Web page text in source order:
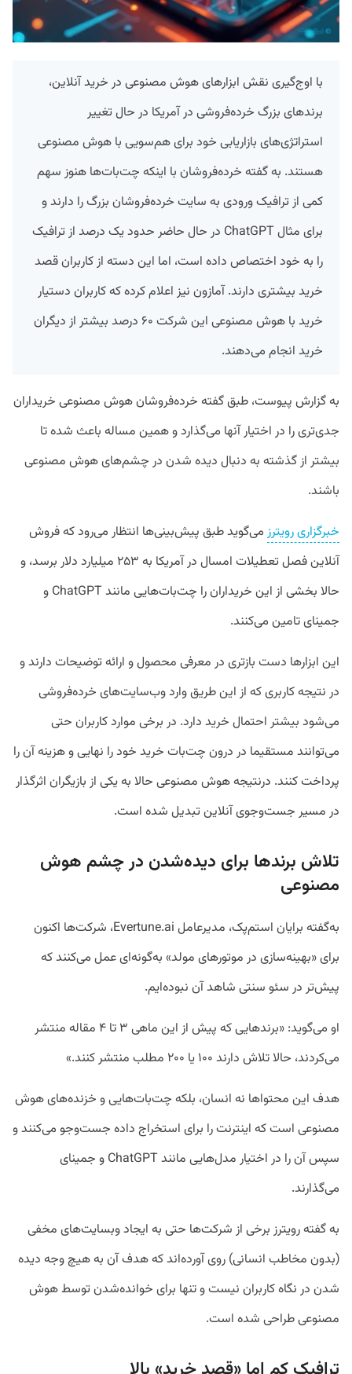
با اوج‌گیری نقش ابزارهای هوش مصنوعی در خرید آنلاین،
برندهای بزرگ خرده‌فروشی در آمریکا در حال تغییر
استراتژی‌های بازاریابی خود برای هم‌سویی با هوش مصنوعی
هستند. به گفته خرده‌فروشان با اینکه چت‌بات‌ها هنوز سهم
کمی از ترافیک ورودی به سایت خرده‌فروشان بزرگ را دارند و
برای مثال ChatGPT در حال حاضر حدود یک درصد از ترافیک
را به خود اختصاص داده است، اما این دسته از کاربران قصد
خرید بیشتری دارند. آمازون نیز اعلام کرده که کاربران دستیار
خرید با هوش مصنوعی این شرکت ۶۰ درصد بیشتر از دیگران
خرید انجام می‌دهند.
به گزارش پیوست، طبق گفته خرده‌فروشان هوش مصنوعی خریداران
جدی‌تری را در اختیار آنها می‌گذارد و همین مساله باعث شده تا
بیشتر از گذشته به دنبال دیده شدن در چشم‌های هوش مصنوعی
باشند.
خبرگزاری رویترز می‌گوید طبق پیش‌بینی‌ها انتظار می‌رود که فروش
آنلاین فصل تعطیلات امسال در آمریکا به ۲۵۳ میلیارد دلار برسد، و
حالا بخشی از این خریداران را چت‌بات‌هایی مانند ChatGPT و
جمینای تامین می‌کنند.
این ابزارها دست باز‌تری در معرفی محصول و ارائه توضیحات دارند و
در نتیجه کاربری که از این طریق وارد وب‌سایت‌های خرده‌فروشی
می‌شود بیشتر احتمال خرید دارد. در برخی موارد کاربران حتی
می‌توانند مستقیما در درون چت‌بات خرید خود را نهایی و هزینه آن را
پرداخت کنند. درنتیجه هوش مصنوعی حالا به یکی از بازیگران اثرگذار
در مسیر جست‌وجوی آنلاین تبدیل شده است.
تلاش برندها برای دیده‌شدن در چشم هوش
مصنوعی
به‌گفته برایان استم‌پک، مدیرعامل Evertune.ai، شرکت‌ها اکنون
برای «بهینه‌سازی در موتورهای مولد» به‌گونه‌ای عمل می‌کنند که
پیش‌تر در سئو سنتی شاهد آن نبوده‌ایم.
او می‌گوید: «برندهایی که پیش از این ماهی ۳ تا ۴ مقاله منتشر
می‌کردند، حالا تلاش دارند ۱۰۰ یا ۲۰۰ مطلب منتشر کنند.»
هدف این محتواها نه انسان، بلکه چت‌بات‌هایی و خزنده‌های هوش
مصنوعی است که اینترنت را برای استخراج داده جست‌وجو می‌کنند و
سپس آن را در اختیار مدل‌هایی مانند ChatGPT و جمینای
می‌گذارند.
به گفته رویترز برخی از شرکت‌ها حتی به ایجاد وبسایت‌های مخفی
(بدون مخاطب انسانی) روی آورده‌اند که هدف آن به هیچ وجه دیده
شدن در نگاه کاربران نیست و تنها برای خوانده‌شدن توسط هوش
مصنوعی طراحی شده است.